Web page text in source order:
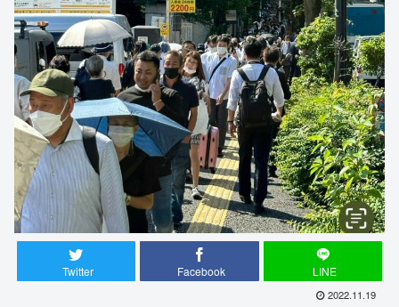
Twitter Facebook LINE
2022.11.19